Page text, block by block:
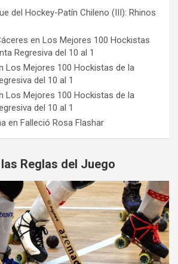
del Hockey-Patín Chileno (III): Rhinos
en Los Mejores 100 Hockistas
Regresiva del 10 al 1
Los Mejores 100 Hockistas de la
del 10 al 1
Los Mejores 100 Hockistas de la
del 10 al 1
en Falleció Rosa Flashar
Reglas del Juego